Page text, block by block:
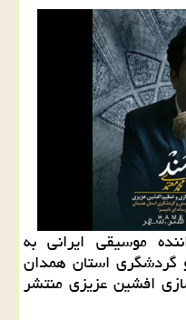
موسیقی ایرانی به
گردشگری استان همدان
افشین عزیزی منتشر